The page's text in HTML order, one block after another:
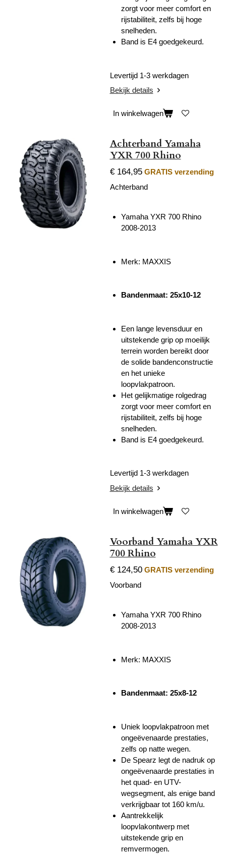
zorgt voor meer comfort en
rijstabiliteit, zelfs bij hoge
snelheden.
Band is E4 goedgekeurd.
Levertijd 1-3 werkdagen
Bekijk details
In winkelwagen
Achterband Yamaha
YXR 700 Rhino
€ 164,95 GRATIS verzending
Achterband
Yamaha YXR 700 Rhino
2008-2013
Merk: MAXXIS
Bandenmaat: 25x10-12
Een lange levensduur en
uitstekende grip op moeilijk
terrein worden bereikt door
de solide bandenconstructie
en het unieke
loopvlakpatroon.
Het gelijkmatige rolgedrag
zorgt voor meer comfort en
rijstabiliteit, zelfs bij hoge
snelheden.
Band is E4 goedgekeurd.
Levertijd 1-3 werkdagen
Bekijk details
In winkelwagen
Voorband Yamaha YXR
700 Rhino
€ 124,50 GRATIS verzending
Voorband
Yamaha YXR 700 Rhino
2008-2013
Merk: MAXXIS
Bandenmaat: 25x8-12
Uniek loopvlakpatroon met
ongeëvenaarde prestaties,
zelfs op natte wegen.
De Spearz legt de nadruk op
ongeëvenaarde prestaties in
het quad- en UTV-
wegsegment, als enige band
verkrijgbaar tot 160 km/u.
Aantrekkelijk
loopvlakontwerp met
uitstekende grip en
remvermogen.